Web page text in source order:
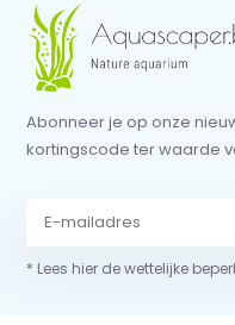
Abonneer je op onze
kortingscode ter waarde
* Lees hier de wettelijke